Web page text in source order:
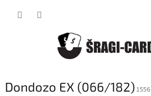
Dondozo EX (066/182) 1556